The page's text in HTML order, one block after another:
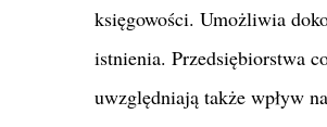
księgowości. Umożliwia
istnienia. Przedsiębiorstwa
uwzględniają także wpływ